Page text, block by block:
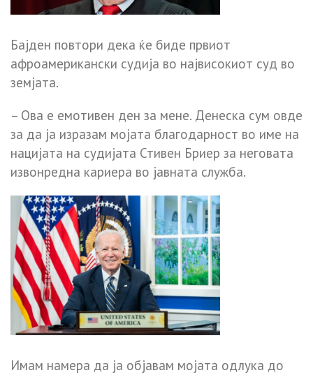
Бајден повтори дека ќе биде првиот
афроамерикански судија во највисокиот суд во
земјата.
– Ова е емотивен ден за мене. Денеска сум овде
за да ја изразам мојата благодарност во име на
нацијата на судијата Стивен Бриер за неговата
извонредна кариера во јавната служба.
Имам намера да ја објавам мојата одлука до